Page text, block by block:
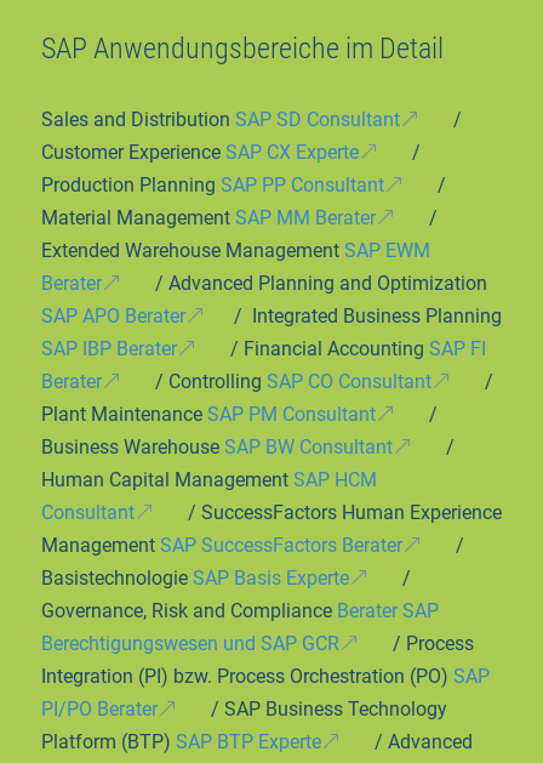
SAP Anwendungsbereiche im Detail
Sales and Distribution SAP SD Consultant
/
Customer Experience SAP CX Experte
/
Production Planning SAP PP Consultant
/
Material Management SAP MM Berater
/
Extended Warehouse Management SAP EWM
Berater
/ Advanced Planning and Optimization
SAP APO Berater
/ Integrated Business Planning
SAP IBP Berater
/ Financial Accounting SAP FI
Berater
/ Controlling SAP CO Consultant
/
Plant Maintenance SAP PM Consultant
/
Business Warehouse SAP BW Consultant
/
Human Capital Management SAP HCM
Consultant
/ SuccessFactors Human Experience
Management SAP SuccessFactors Berater
/
Basistechnologie SAP Basis Experte
/
Governance, Risk and Compliance Berater SAP
Berechtigungswesen und SAP GCR
/ Process
Integration (PI) bzw. Process Orchestration (PO) SAP
PI/PO Berater
/ SAP Business Technology
Platform (BTP) SAP BTP Experte
/ Advanced